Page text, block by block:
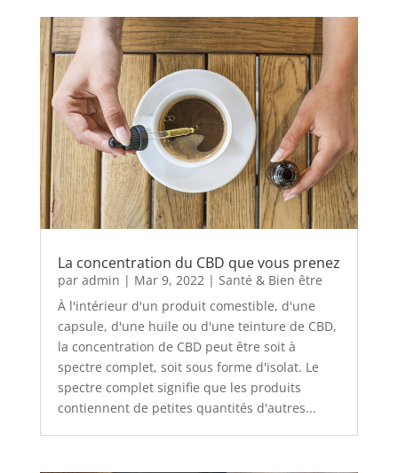
La concentration du CBD que vous prenez
par admin | Mar 9, 2022 | Santé & Bien être
À l'intérieur d'un produit comestible, d'une
capsule, d'une huile ou d'une teinture de CBD,
la concentration de CBD peut être soit à
spectre complet, soit sous forme d'isolat. Le
spectre complet signifie que les produits
contiennent de petites quantités d'autres...